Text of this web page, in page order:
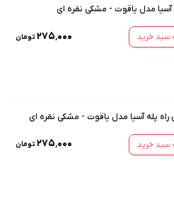
مدل یاقوت - مشکی نقره ای
سبد خرید ۲۷۵٬۰۰۰ تومان
راه پله آسیا مدل یاقوت - مشکی نقره ای
سبد خرید ۲۷۵٬۰۰۰ تومان